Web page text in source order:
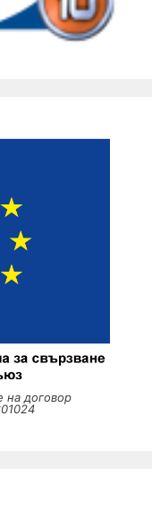
на договор